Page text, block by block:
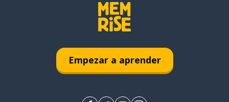
Empezar a aprender